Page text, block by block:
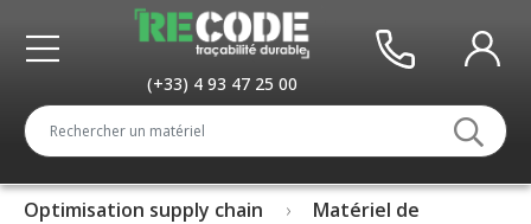
(+33) 4 93 47 25 00
Optimisation supply chain
Matériel de